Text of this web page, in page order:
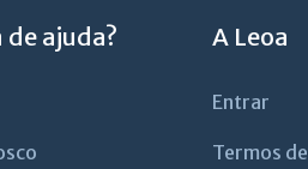
de ajuda? A Leoa
Entrar
Termos